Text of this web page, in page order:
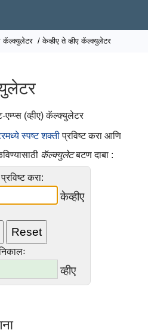
कॅल्क्युलेटर / केव्हीए ते व्हीए कॅल्क्युलेटर
एम्प्स (व्हीए) कॅल्क्युलेटर
स्पष्ट शक्तीप्रविष्ट करा आणि
कॅल्क्युलेटबटण दाबा :
करा:
केव्हीए
व्हीए